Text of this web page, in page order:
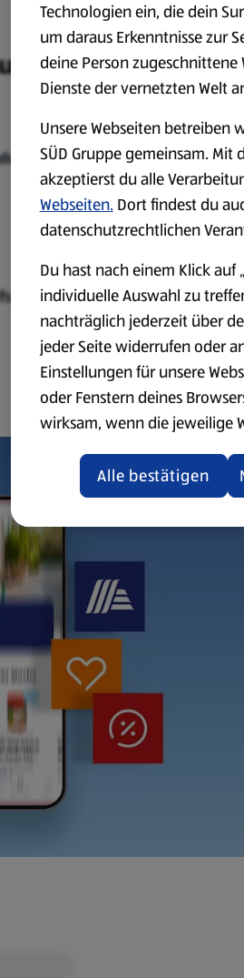
unserem
Markenprodukte
Käse
Technologien ein, die dein
um daraus Erkenntnisse zur
deine Person
Dienste der vernetzten Welt
Unsere Webseiten betreiben
SÜD Gruppe gemeinsam. Mit
akzeptierst du alle
Webseiten. Dort findest du
datenschutzrechtlichen
Du hast nach einem Klick auf
individuelle Auswahl zu
nachträglich jederzeit über
jeder Seite widerrufen oder
Einstellungen für unsere
oder Fenstern deines
wirksam, wenn die jeweilige
aktualisiert oder
Datenschutzerklärung zur
Übersicht der
Alle bestätigen